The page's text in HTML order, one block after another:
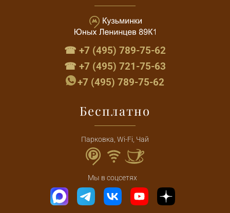
☎ +7 (495) 789-75-62
☎ +7 (495) 721-75-63
+7 (495) 789-75-62
Бесплатно
Парковка, Wi-Fi, Чай
Мы в соцсетях